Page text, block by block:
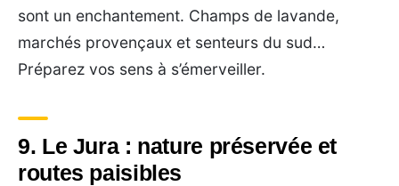
sont un enchantement. Champs de lavande,
marchés provençaux et senteurs du sud…
Préparez vos sens à s’émerveiller.
9. Le Jura : nature préservée et
routes paisibles